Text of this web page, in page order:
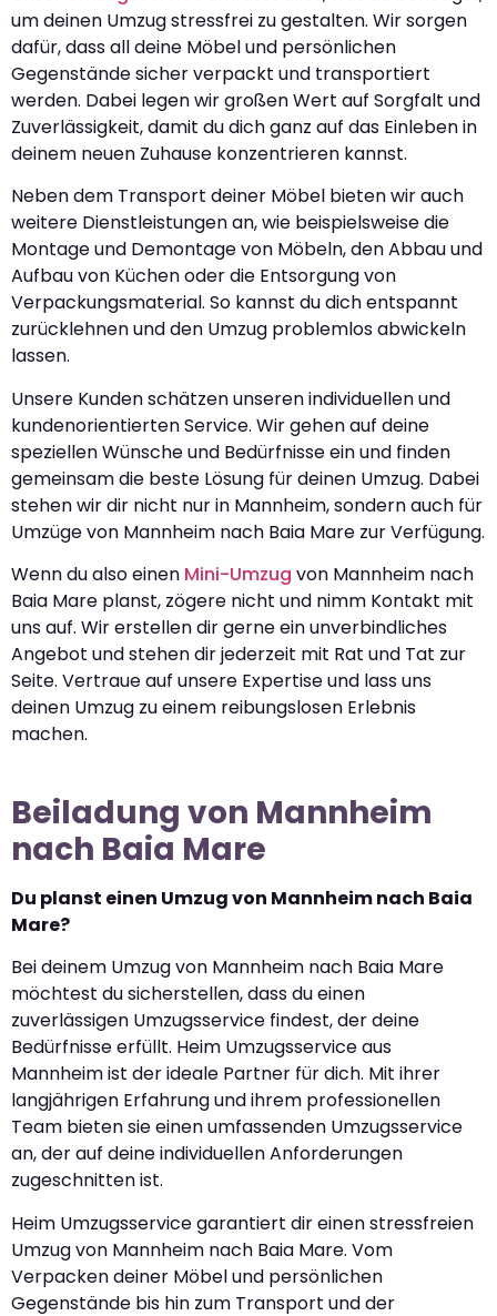
um deinen Umzug stressfrei zu gestalten. Wir sorgen
dafür, dass all deine Möbel und persönlichen
Gegenstände sicher verpackt und transportiert
werden. Dabei legen wir großen Wert auf Sorgfalt und
Zuverlässigkeit, damit du dich ganz auf das Einleben in
deinem neuen Zuhause konzentrieren kannst.
Neben dem Transport deiner Möbel bieten wir auch
weitere Dienstleistungen an, wie beispielsweise die
Montage und Demontage von Möbeln, den Abbau und
Aufbau von Küchen oder die Entsorgung von
Verpackungsmaterial. So kannst du dich entspannt
zurücklehnen und den Umzug problemlos abwickeln
lassen.
Unsere Kunden schätzen unseren individuellen und
kundenorientierten Service. Wir gehen auf deine
speziellen Wünsche und Bedürfnisse ein und finden
gemeinsam die beste Lösung für deinen Umzug. Dabei
stehen wir dir nicht nur in Mannheim, sondern auch für
Umzüge von Mannheim nach Baia Mare zur Verfügung.
Wenn du also einen Mini-Umzug von Mannheim nach
Baia Mare planst, zögere nicht und nimm Kontakt mit
uns auf. Wir erstellen dir gerne ein unverbindliches
Angebot und stehen dir jederzeit mit Rat und Tat zur
Seite. Vertraue auf unsere Expertise und lass uns
deinen Umzug zu einem reibungslosen Erlebnis
machen.
Beiladung von Mannheim
nach Baia Mare
Du planst einen Umzug von Mannheim nach Baia
Mare?
Bei deinem Umzug von Mannheim nach Baia Mare
möchtest du sicherstellen, dass du einen
zuverlässigen Umzugsservice findest, der deine
Bedürfnisse erfüllt. Heim Umzugsservice aus
Mannheim ist der ideale Partner für dich. Mit ihrer
langjährigen Erfahrung und ihrem professionellen
Team bieten sie einen umfassenden Umzugsservice
an, der auf deine individuellen Anforderungen
zugeschnitten ist.
Heim Umzugsservice garantiert dir einen stressfreien
Umzug von Mannheim nach Baia Mare. Vom
Verpacken deiner Möbel und persönlichen
Gegenstände bis hin zum Transport und der